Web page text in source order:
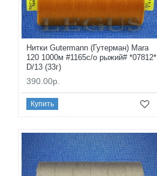
Нитки Gutermann (Гутерман) Mara
120 1000м #1165с/о рыжий# *07812*
D/13 (33г)
390.00р.
Купить